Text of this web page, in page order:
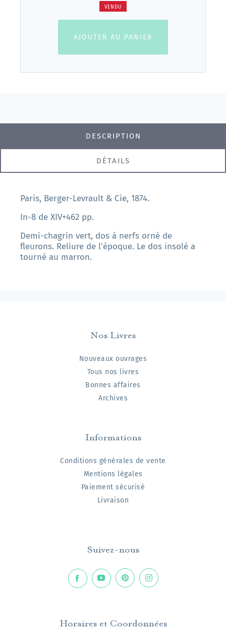
VENDU
AJOUTER AU PANIER
DESCRIPTION
DÉTAILS
Paris, Berger-Levrault & Cie, 1874.
In-8 de XIV+462 pp.
Demi-chagrin vert, dos à nerfs orné de
fleurons. Reliure de l'époque. Le dos insolé a
tourné au marron.
Nos Livres
Nouveaux ouvrages
Tous nos livres
Bonnes affaires
Archives
Informations
Conditions générales de vente
Mentions légales
Paiement sécurisé
Livraison
Suivez-nous
Horaires et Coordonnées